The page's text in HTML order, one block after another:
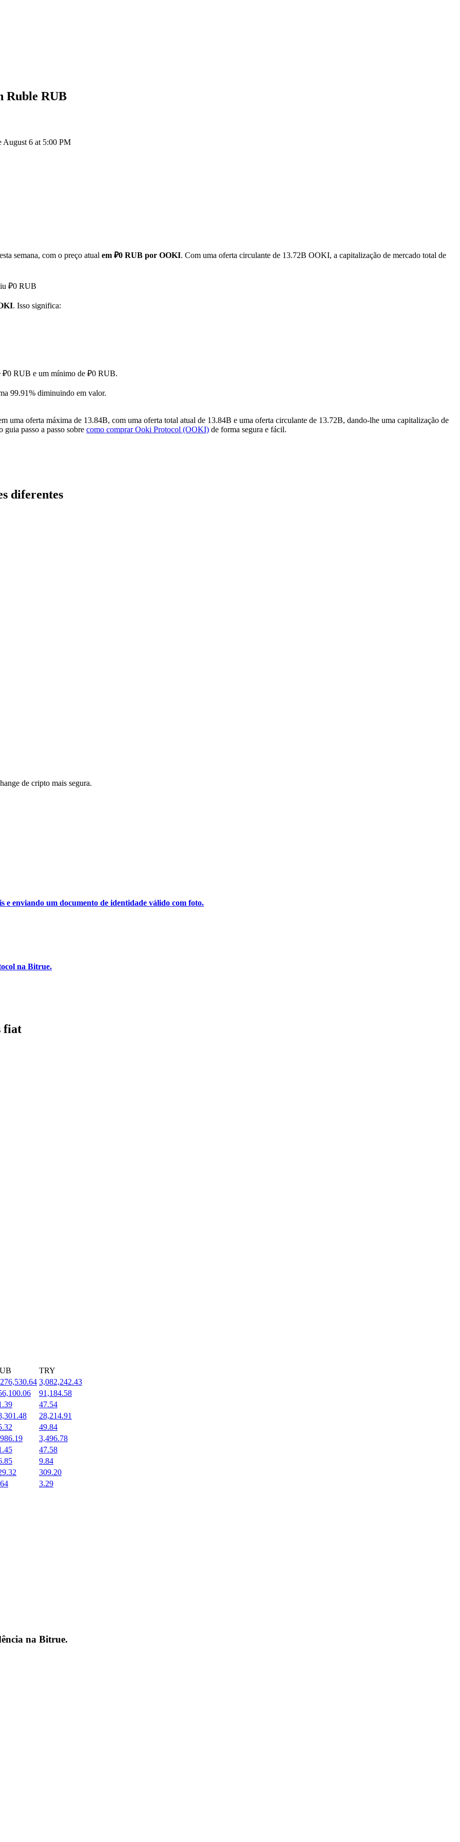
Ruble RUB
6 at 5:00 PM
semana, com o preço atual em ₽0 RUB por OOKI. Com uma oferta circulante de 13.72B OOKI, a capitalização de mercado total de
₽0 RUB
. Isso significa:
₽0 RUB e um mínimo de ₽0 RUB.
99.91% diminuindo em valor.
oferta máxima de 13.84B, com uma oferta total atual de 13.84B e uma oferta circulante de 13.72B, dando-lhe uma capitalização de
guia passo a passo sobre como comprar Ooki Protocol (OOKI) de forma segura e fácil.
diferentes
de cripto mais segura.
e enviando um documento de identidade válido com foto.
na Bitrue.
fiat
TRY
3,082,242.43
91,184.58
47.54
28,214.91
49.84
3,496.78
47.58
9.84
309.20
3.29
na Bitrue.